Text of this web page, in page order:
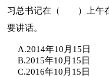
习总书记在（ ）上午在
要讲话。
A.2014年10月15日
B.2015年10月15日
C.2016年10月15日